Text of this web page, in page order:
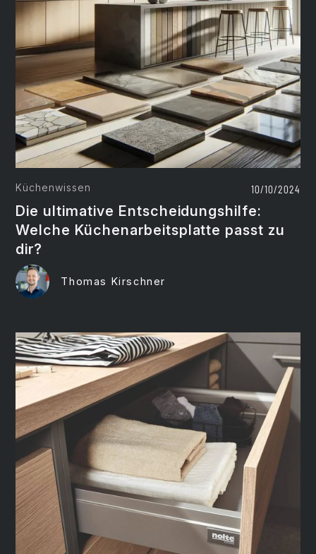
Küchenwissen 10/10/2024
Die ultimative Ent­scheidungs­hilfe:
Welche Küchen­­arbeits­platte passt zu
dir?
Thomas Kirschner